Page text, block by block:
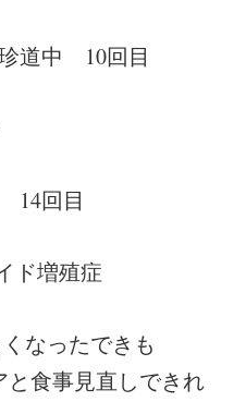
道中 10回目
14回目
ド増殖症
なったできも
と食事見直しできれ